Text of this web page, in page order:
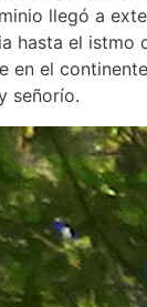
llegó a
hasta el istmo
en el
señorío.